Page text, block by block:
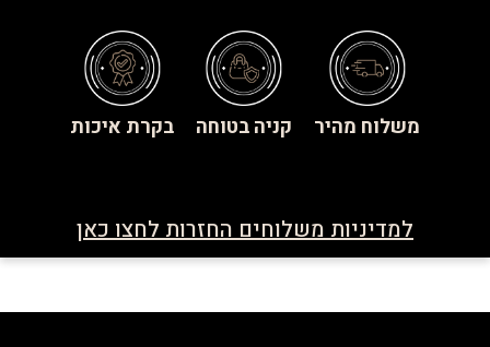
משלוח מהיר קניה בטוחה בקרת איכות
למדיניות משלוחים החזרות לחצו כאן